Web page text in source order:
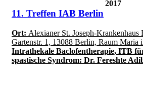
2017
11. Treffen IAB Berlin
Ort: Alexianer St. Joseph-Krankenhaus
Gartenstr. 1, 13088 Berlin, Raum Maria
Intrathekale Baclofentherapie, ITB
spastische Syndrom: Dr. Fereshte